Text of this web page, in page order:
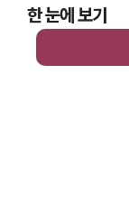
한 눈에 보기